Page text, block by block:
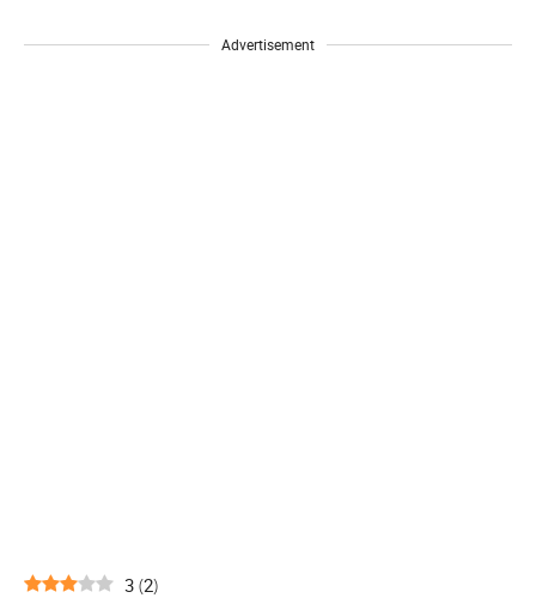
Advertisement
3 (2)